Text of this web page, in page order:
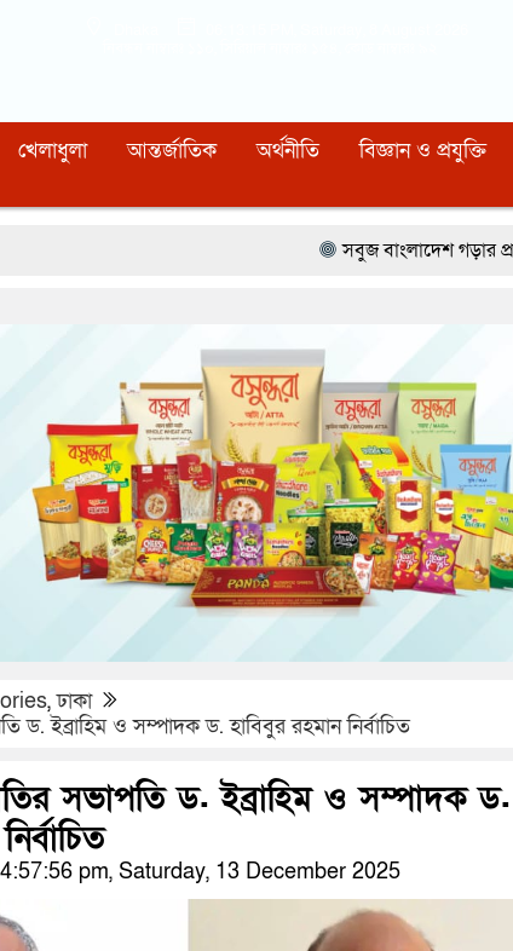
খেলাধুলা আন্তর্জাতিক অর্থনীতি বিজ্ঞান ও প্রযুক্তি
সবুজ বাংলাদেশ গড়ার প্রত্যয়ে সিলেটে
,ঢাকা
ড. ইব্রাহিম ও সম্পাদক ড. হাবিবুর রহমান নির্বাচিত
সভাপতি ড. ইব্রাহিম ও সম্পাদক ড.
pm, Saturday, 13 December 2025